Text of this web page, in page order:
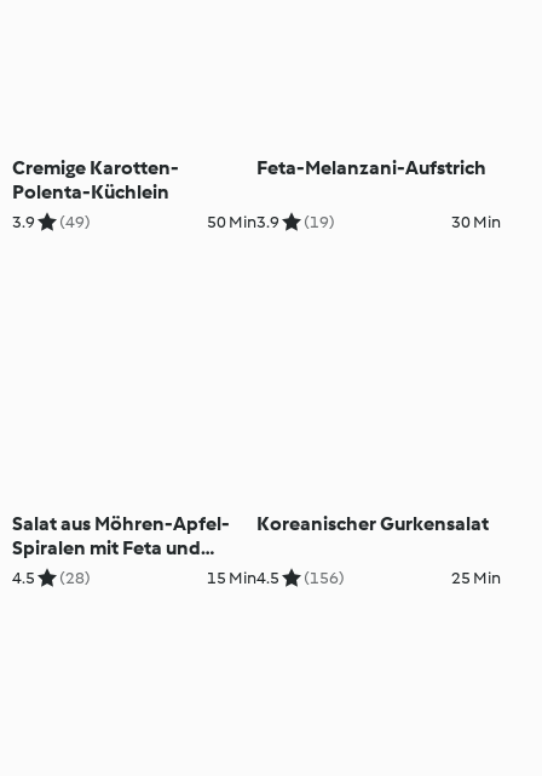
Cremige Karotten-
Polenta-Küchlein
3.9 (49) 50 Min
Feta-Melanzani-Aufstrich
3.9 (19) 30 Min
Salat aus Möhren-Apfel-
Spiralen mit Feta und
Nüssen
4.5 (28) 15 Min
Koreanischer Gurkensalat
4.5 (156) 25 Min